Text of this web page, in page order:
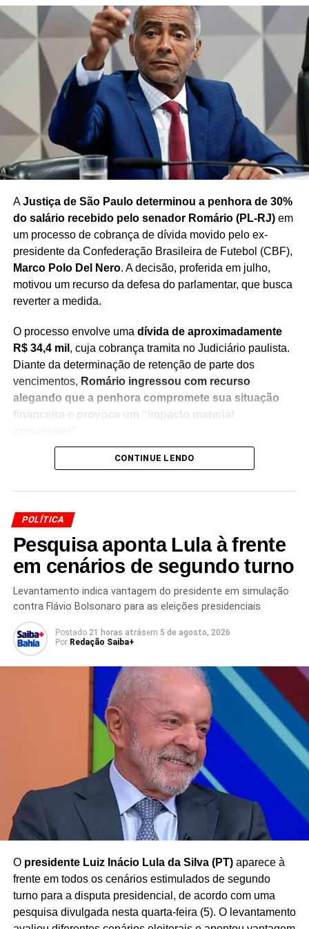
Redação Saiba+
TÓPICOS RELACIONADOS
ALEXANDRE DE MORAES
ANTISSEMITISMO NO BRASIL
BINYAMIN NETANYAHU
CONIB
DONALD TRUMP EUA FISESP GAZA
HAMAS
HOLOCAUSTO
ISRAEL JAIR BOLSONARO
LULA
PORTO ALEGRE
RELATÓRIO DIREITOS HUMANOS
PRÓXIMO
Alegações finais do “núcleo crucial” do caso de
tentativa de golpe chegam ao STF
NÃO PERCA
Fux e Mendonça seguram processos que podem
afetar Bolsonaro no STF
AJustiça de São Paulo determinou a penhora de 30%
do salário recebido pelo senador Romário (PL-RJ)em
um processo de cobrança de dívida movido pelo ex-
presidente da Confederação Brasileira de Futebol (CBF),
Marco Polo Del Nero. A decisão, proferida em julho,
motivou um recurso da defesa do parlamentar, que busca
reverter a medida.
O processo envolve uma dívida de aproximadamente
R$ 34,4 mil , cuja cobrança tramita no Judiciário paulista.
Diante da determinação de retenção de parte dos
vencimentos, Romário ingressou com recurso
alegando que a penhora compromete sua situação
financeira e provoca um “impacto material
Na manifestação apresentada à Justiça, a defesa do
seria ilegal, argumentando que a medida afeta recursos
utilizados para sua manutenção pessoal e despesas do
cotidiano. O recurso solicita a revisão da decisão e a
suspensão da penhora enquanto o caso continua em
análise.
O episódio acrescenta um novo capítulo à disputa judicial
entre Romário e Marco Polo Del Nero, que envolve a
cobrança do débito.
análise do recurso pelas instâncias competentes
irão avaliar os argumentos apresentados pela defesa do
Enquanto o processo segue em tramitação, o caso chama
atenção por envolver uma discussão sobre
possibilidade de penhora de parte da remuneração de
agentes públicos para quitação de dívidas
, tema
frequentemente debatido no âmbito do Poder Judiciário.
CONTINUE LENDO
POLÍTICA
Pesquisa aponta Lula à frente
em cenários de segundo turno
Levantamento indica vantagem do presidente em simulação
contra Flávio Bolsonaro para as eleições presidenciais
Postado 21 horas atrásem 5 de agosto, 2026
Por Redação Saiba+
O presidente Luiz Inácio Lula da Silva (PT)aparece à
frente em todos os cenários estimulados de segundo
turno para a disputa presidencial, de acordo com uma
pesquisa divulgada nesta quarta-feira (5). O levantamento